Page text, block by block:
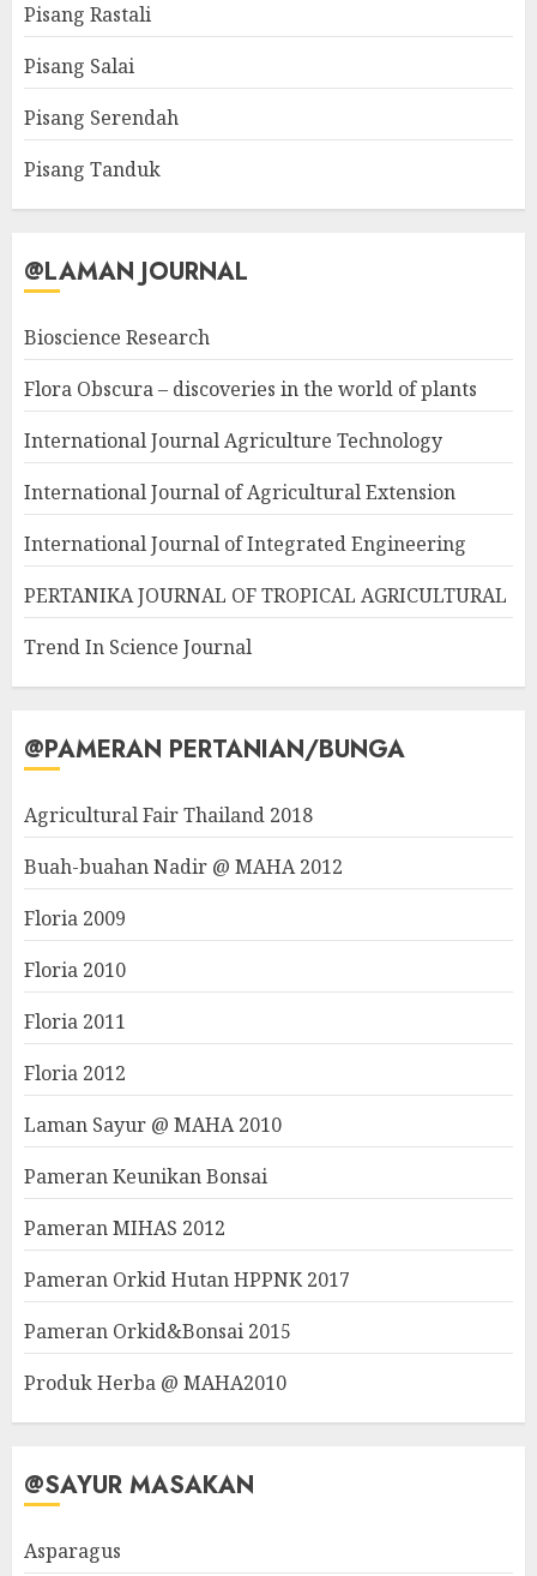
Pisang Rastali
Pisang Salai
Pisang Serendah
Pisang Tanduk
@LAMAN JOURNAL
Bioscience Research
Flora Obscura – discoveries in the world of plants
International Journal Agriculture Technology
International Journal of Agricultural Extension
International Journal of Integrated Engineering
PERTANIKA JOURNAL OF TROPICAL AGRICULTURAL
Trend In Science Journal
@PAMERAN PERTANIAN/BUNGA
Agricultural Fair Thailand 2018
Buah-buahan Nadir @ MAHA 2012
Floria 2009
Floria 2010
Floria 2011
Floria 2012
Laman Sayur @ MAHA 2010
Pameran Keunikan Bonsai
Pameran MIHAS 2012
Pameran Orkid Hutan HPPNK 2017
Pameran Orkid&Bonsai 2015
Produk Herba @ MAHA2010
@SAYUR MASAKAN
Asparagus